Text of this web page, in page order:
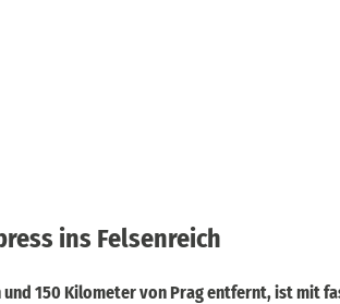
ins Felsenreich
150 Kilometer von Prag entfernt, ist mit